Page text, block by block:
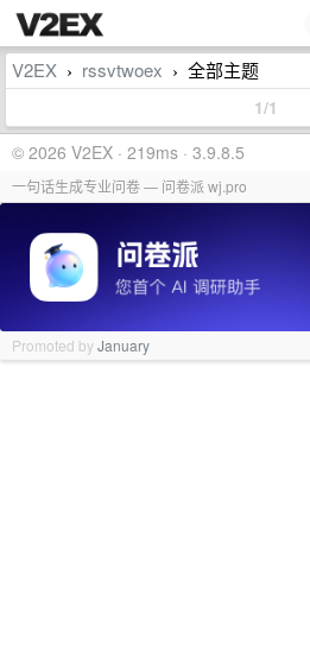
V2EX › rssvtwoex › 全部主题
1/1
© 2026 V2EX · 219ms · 3.9.8.5
一句话生成专业问卷 — 问卷派 wj.pro
Promoted byJanuary